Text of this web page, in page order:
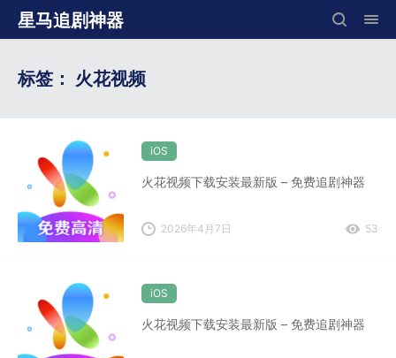
星马追剧神器
标签： 火花视频
iOS
火花视频下载安装最新版 – 免费追剧神器
2026年4月7日 53
iOS
火花视频下载安装最新版 – 免费追剧神器